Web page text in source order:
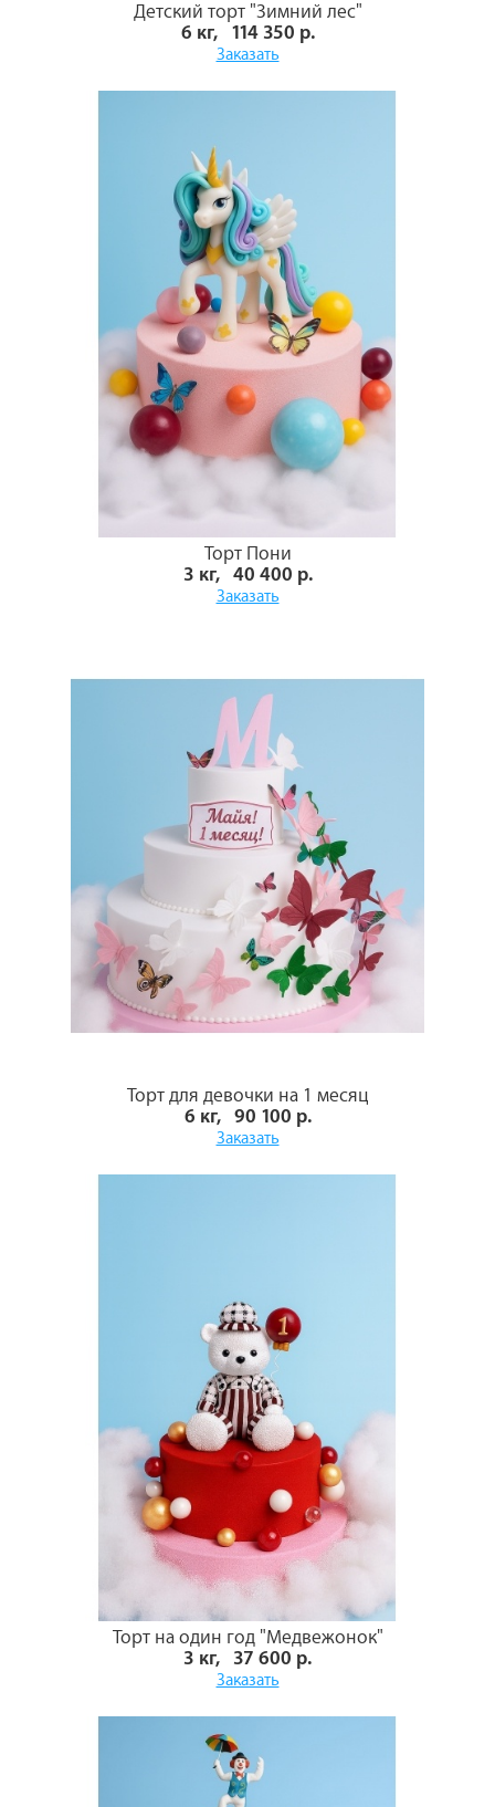
Детский торт "Зимний лес"
6 кг, 114 350 р.
Заказать
Торт Пони
3 кг, 40 400 р.
Заказать
Торт для девочки на 1 месяц
6 кг, 90 100 р.
Заказать
Торт на один год "Медвежонок"
3 кг, 37 600 р.
Заказать